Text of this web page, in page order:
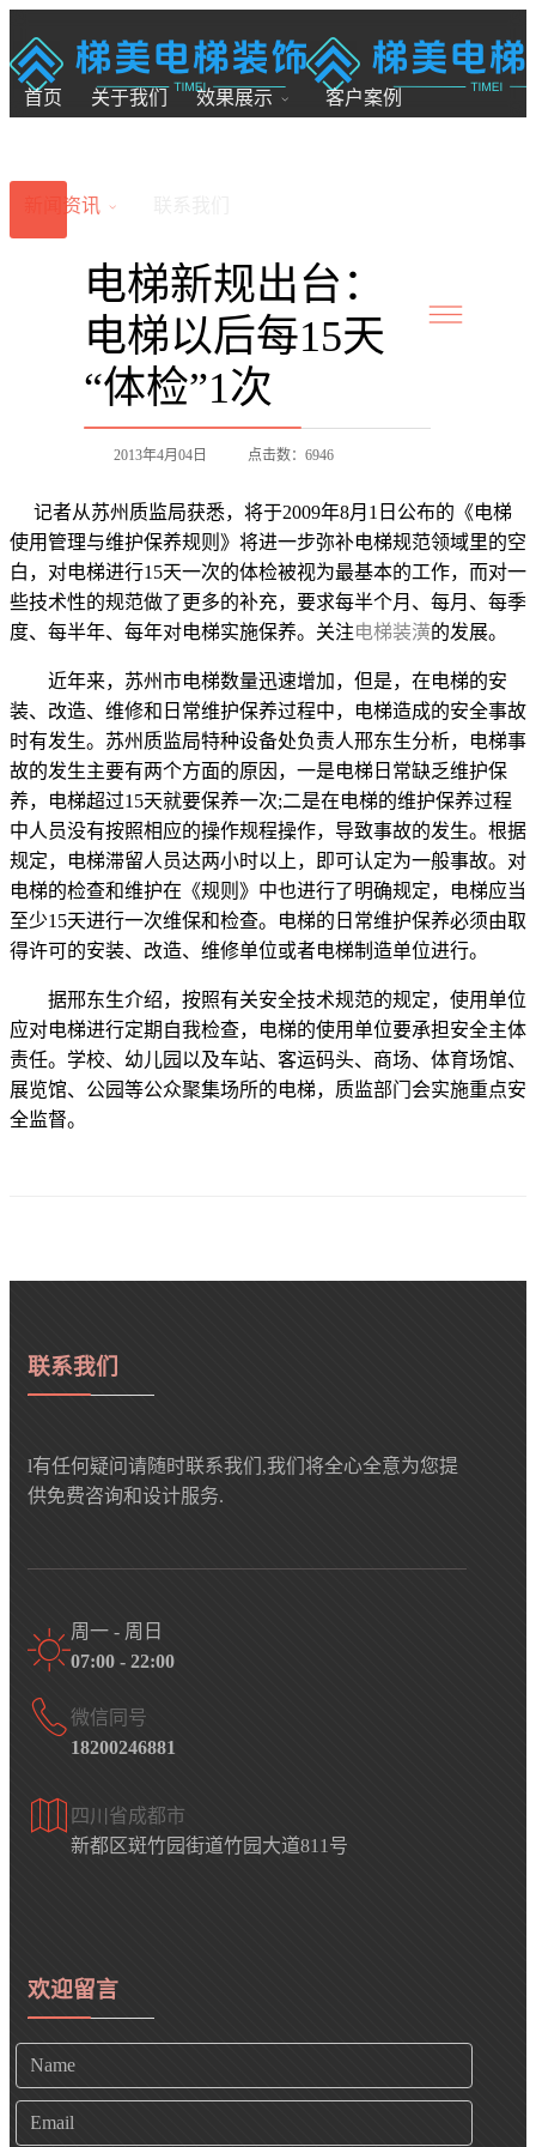
首页 关于我们 效果展示 客户案例
新闻资讯
电梯新规出台：
电梯以后每15天
“体检”1次
2013年4月04日 点击数：6946
记者从苏州质监局获悉，将于2009年8月1日公布的《电梯
使用管理与维护保养规则》将进一步弥补电梯规范领域里的空
白，对电梯进行15天一次的体检被视为最基本的工作，而对一
些技术性的规范做了更多的补充，要求每半个月、每月、每季
度、每半年、每年对电梯实施保养。关注电梯装潢的发展。
近年来，苏州市电梯数量迅速增加，但是，在电梯的安
装、改造、维修和日常维护保养过程中，电梯造成的安全事故
时有发生。苏州质监局特种设备处负责人邢东生分析，电梯事
故的发生主要有两个方面的原因，一是电梯日常缺乏维护保
养，电梯超过15天就要保养一次;二是在电梯的维护保养过程
中人员没有按照相应的操作规程操作，导致事故的发生。根据
规定，电梯滞留人员达两小时以上，即可认定为一般事故。对
电梯的检查和维护在《规则》中也进行了明确规定，电梯应当
至少15天进行一次维保和检查。电梯的日常维护保养必须由取
得许可的安装、改造、维修单位或者电梯制造单位进行。
据邢东生介绍，按照有关安全技术规范的规定，使用单位
应对电梯进行定期自我检查，电梯的使用单位要承担安全主体
责任。学校、幼儿园以及车站、客运码头、商场、体育场馆、
展览馆、公园等公众聚集场所的电梯，质监部门会实施重点安
全监督。
联系我们
l有任何疑问请随时联系我们,我们将全心全意为您提
供免费咨询和设计服务.
周一 - 周日
07:00 - 22:00
微信同号
18200246881
四川省成都市
新都区斑竹园街道竹园大道811号
欢迎留言